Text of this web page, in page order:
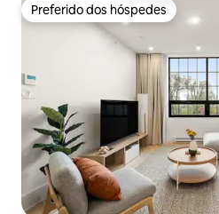
Preferido dos hóspedes
Preferido dos hóspedes